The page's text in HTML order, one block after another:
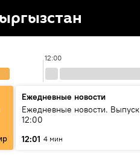
12:00
Ежедневные новости
Ежедневные новости. Выпуск
12:00
12:01 4 мин